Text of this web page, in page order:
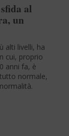
al
un
alti livelli, ha
cui, proprio
anni fa, è
normale,